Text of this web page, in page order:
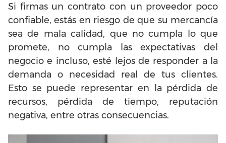
Si firmas un contrato con un proveedor poco
confiable, estás en riesgo de que su mercancía
sea de mala calidad, que no cumpla lo que
promete, no cumpla las expectativas del
negocio e incluso, esté lejos de responder a la
demanda o necesidad real de tus clientes.
Esto se puede representar en la pérdida de
recursos, pérdida de tiempo, reputación
negativa, entre otras consecuencias.